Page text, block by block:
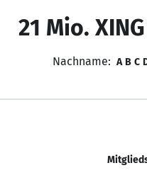
21 Mio.
Nachname: A B C